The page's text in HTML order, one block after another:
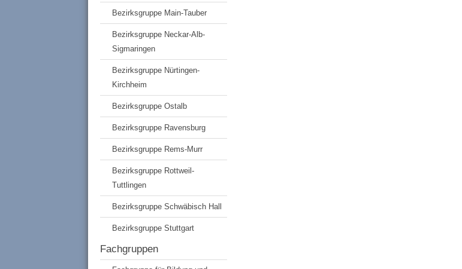
Bezirksgruppe Main-Tauber
Bezirksgruppe Neckar-Alb-
Sigmaringen
Bezirksgruppe Nürtingen-
Kirchheim
Bezirksgruppe Ostalb
Bezirksgruppe Ravensburg
Bezirksgruppe Rems-Murr
Bezirksgruppe Rottweil-
Tuttlingen
Bezirksgruppe Schwäbisch Hall
Bezirksgruppe Stuttgart
Fachgruppen